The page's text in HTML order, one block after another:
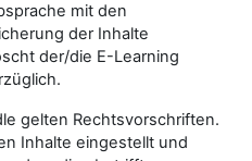
mit den
der Inhalte
der/die E-Learning
gelten Rechtsvorschriften.
Inhalte eingestellt und